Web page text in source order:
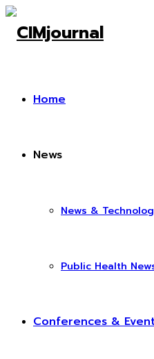
Home
News
News &
Public Health
Conferences &